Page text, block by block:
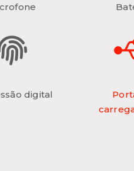
digital